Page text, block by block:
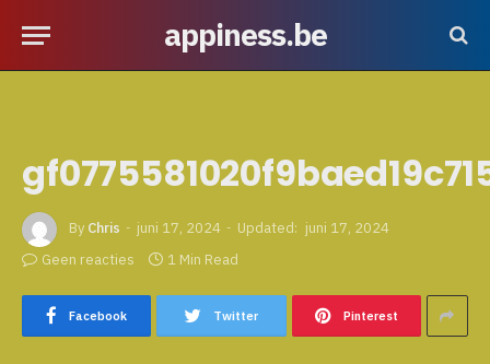
appiness.be
By Chris juni 17, 2024 Updated: juni 17, 2024
Geen reacties
1 Min Read
Facebook Twitter Pinterest